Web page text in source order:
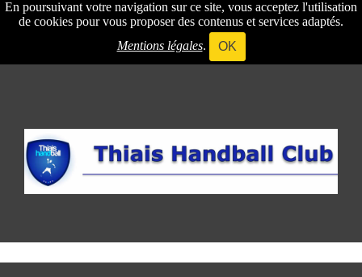
En poursuivant votre navigation sur ce site, vous acceptez l'utilisation
de cookies pour vous proposer des contenus et services adaptés.
Mentions légales. OK